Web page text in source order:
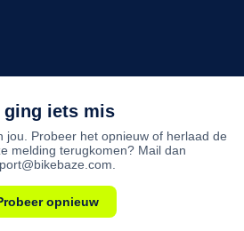
ging iets mis
jou. Probeer het opnieuw of herlaad de
melding terugkomen? Mail dan
opnieuw